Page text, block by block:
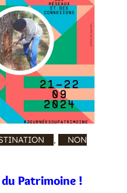
,
NON
du Patrimoine !